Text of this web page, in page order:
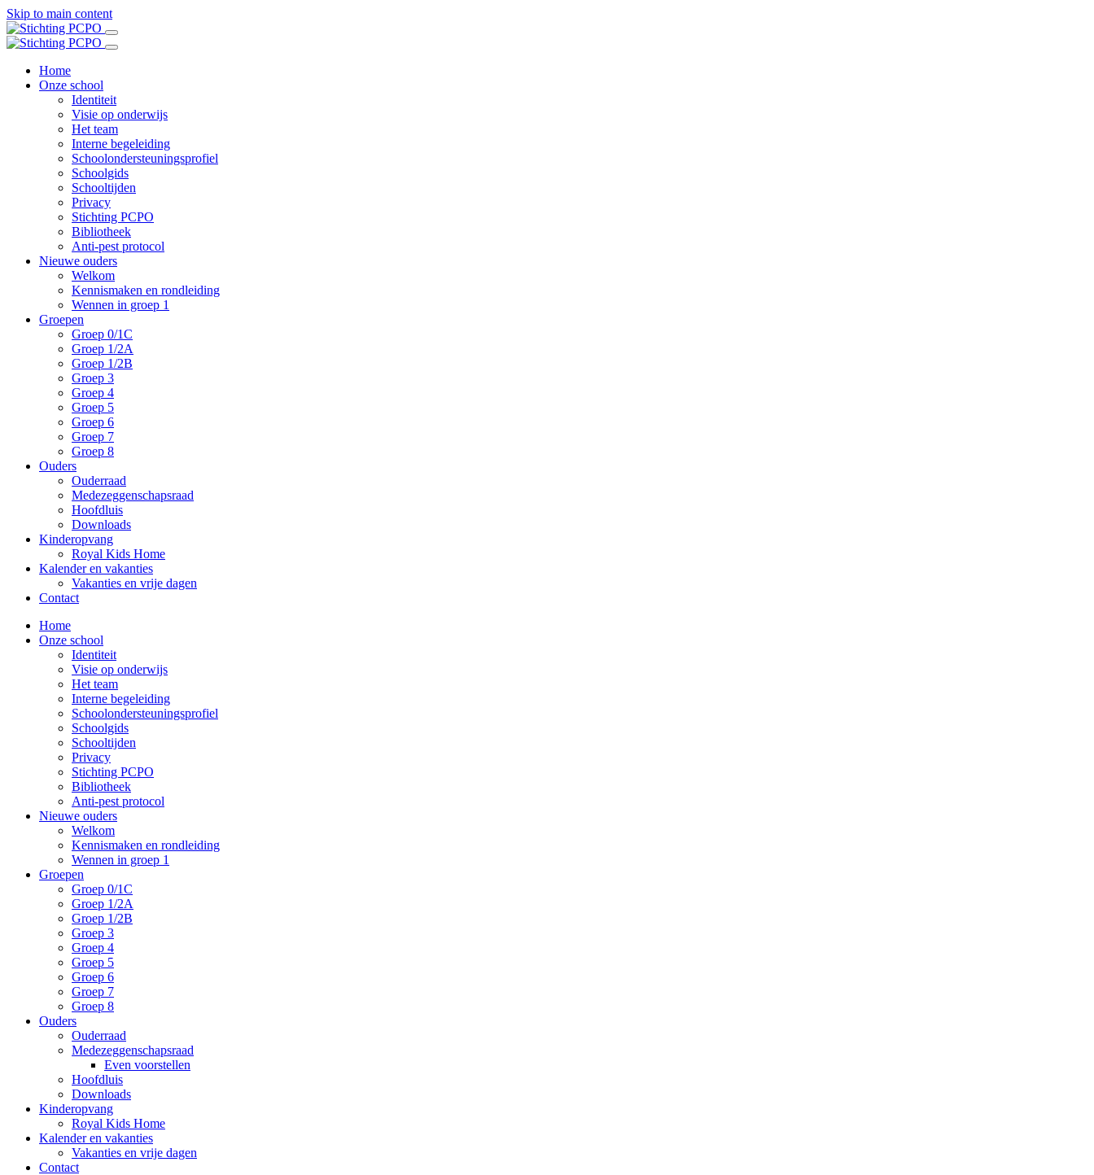
Skip to main content
Home
Onze school
Identiteit
Visie op onderwijs
Het team
Interne begeleiding
Schoolondersteuningsprofiel
Schoolgids
Schooltijden
Privacy
Stichting PCPO
Bibliotheek
Anti-pest protocol
Nieuwe ouders
Welkom
Kennismaken en rondleiding
Wennen in groep 1
Groepen
Groep 0/1C
Groep 1/2A
Groep 1/2B
Groep 3
Groep 4
Groep 5
Groep 6
Groep 7
Groep 8
Ouders
Ouderraad
Medezeggenschapsraad
Hoofdluis
Downloads
Kinderopvang
Royal Kids Home
Kalender en vakanties
Vakanties en vrije dagen
Contact
Home
Onze school
Identiteit
Visie op onderwijs
Het team
Interne begeleiding
Schoolondersteuningsprofiel
Schoolgids
Schooltijden
Privacy
Stichting PCPO
Bibliotheek
Anti-pest protocol
Nieuwe ouders
Welkom
Kennismaken en rondleiding
Wennen in groep 1
Groepen
Groep 0/1C
Groep 1/2A
Groep 1/2B
Groep 3
Groep 4
Groep 5
Groep 6
Groep 7
Groep 8
Ouders
Ouderraad
Medezeggenschapsraad
Even voorstellen
Hoofdluis
Downloads
Kinderopvang
Royal Kids Home
Kalender en vakanties
Vakanties en vrije dagen
Contact